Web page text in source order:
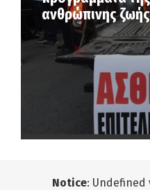
ανθρώπινης ζωής
Notice: